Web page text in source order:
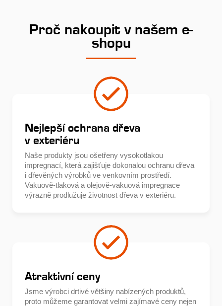
Proč nakoupit v našem e-
shopu
Nejlepší ochrana dřeva
v exteriéru
Naše produkty jsou ošetřeny vysokotlakou
impregnací, která zajišťuje dokonalou ochranu dřeva
i dřevěných výrobků ve venkovním prostředí.
Vakuově-tlaková a olejově-vakuová impregnace
výrazně prodlužuje životnost dřeva v exteriéru.
Atraktivní ceny
Jsme výrobci drtivé většiny nabízených produktů,
proto můžeme garantovat velmi zajímavé ceny nejen